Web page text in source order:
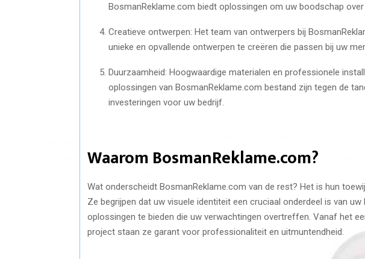
BosmanReklame.com biedt oplossingen om uw boodschap over
Creatieve ontwerpen: Het team van ontwerpers bij
unieke en opvallende ontwerpen te creëren die passen bij uw
Duurzaamheid: Hoogwaardige materialen en professionele
oplossingen van BosmanReklame.com bestand zijn tegen de
investeringen voor uw bedrijf.
Waarom BosmanReklame.com?
Wat onderscheidt BosmanReklame.com van de rest? Het is hun
Ze begrijpen dat uw visuele identiteit een cruciaal onderdeel is van
oplossingen te bieden die uw verwachtingen overtreffen. Vanaf het
project staan ze garant voor professionaliteit en uitmuntendheid.